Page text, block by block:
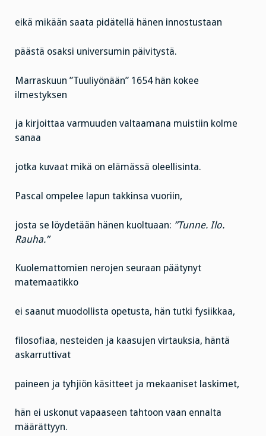
eikä mikään saata pidätellä hänen innostustaan
päästä osaksi universumin päivitystä.
Marraskuun ”Tuuliyönään” 1654 hän kokee
ilmestyksen
ja kirjoittaa varmuuden valtaamana muistiin kolme
sanaa
jotka kuvaat mikä on elämässä oleellisinta.
Pascal ompelee lapun takkinsa vuoriin,
josta se löydetään hänen kuoltuaan: ”Tunne. Ilo.
Rauha.”
Kuolemattomien nerojen seuraan päätynyt
matemaatikko
ei saanut muodollista opetusta, hän tutki fysiikkaa,
filosofiaa, nesteiden ja kaasujen virtauksia, häntä
askarruttivat
paineen ja tyhjiön käsitteet ja mekaaniset laskimet,
hän ei uskonut vapaaseen tahtoon vaan ennalta
määrättyyn.